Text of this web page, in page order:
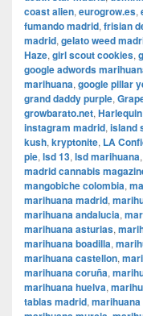
coast alien, eurogrow.es,
fumando madrid, frisian
madrid, gelato weed
Haze, girl scout cookies,
google adwords
marihuana, google pillar
grand daddy purple,
growbarato.net, Harlequin
instagram madrid, island
kush, kryptonite, LA
pie, lsd 13, lsd marihuana,
madrid cannabis
mangobiche colombia,
marihuana madrid,
marihuana andalucia,
marihuana asturias,
marihuana boadilla,
marihuana castellon,
marihuana coruña,
marihuana huelva,
tablas madrid,